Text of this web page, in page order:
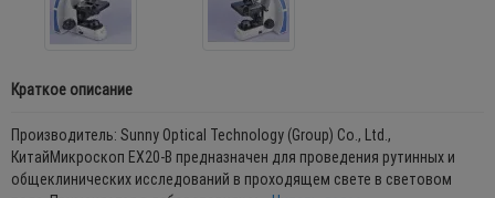
Краткое описание
Производитель: Sunny Optical Technology (Group) Co., Ltd.,
КитайМикроскоп EX20-B предназначен для проведения рутинных и
общеклинических исследований в проходящем свете в световом